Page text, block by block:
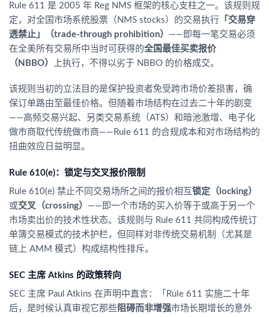
Rule 611 是 2005 年 Reg NMS 框架的核心支柱之一。该规则规
定，对全国市场系统股票（NMS stocks）的交易执行 「交易穿
透禁止」（trade-through prohibition） ——即每一笔交易必须
在全美所有交易所中当时可获得的全国最佳买卖报价
（NBBO）
上执行，不得以劣于 NBBO 的价格成交。
该规则当初的立法目的是保护投资者免受跨市场价差损害，确
保订单路由至最佳价格。但随着市场结构在过去二十年的剧变
——高频交易兴起、另类交易系统（ATS）和暗池激增、电子化
做市商取代传统做市商——Rule 611 的合规成本和对市场结构的
扭曲效应日益明显。
Rule 610(e)：锁定与交叉报价限制
Rule 610(e) 禁止不同交易场所之间的报价相互 锁定（locking）
或交叉（crossing） ——即一个市场的买入价等于或高于另一个
市场卖出价的技术性状态。该规则与 Rule 611 共同构成传统订
单簿交易模式的技术护栏，但同样对非传统交易机制（尤其是
链上 AMM 模式）构成结构性排斥。
SEC 主席 Atkins 的政策转向
SEC 主席 Paul Atkins 在声明中直言：「Rule 611 实施二十年
后，是时候认真审视它那些 阻碍而非增强市场长期增长的意外